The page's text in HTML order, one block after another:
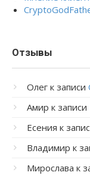
Отзывы
Олег к записи
Амир к записи
Есения к
Владимир к
Мирослава к